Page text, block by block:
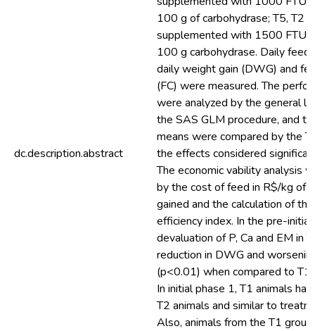
dc.description.abstract
100 g of carbohydrase; T5, T2
supplemented with 1500 FTU
100 g carbohydrase. Daily feed
daily weight gain (DWG) and
(FC) were measured. The
were analyzed by the general
the SAS GLM procedure, and
means were compared by the
the effects considered
The economic vability analysis
by the cost of feed in R$/kg of
gained and the calculation of
efficiency index. In the pre-
devaluation of P, Ca and EM in
reduction in DWG and
(p<0.01) when compared to
In initial phase 1, T1 animals
T2 animals and similar to
Also, animals from the T1 group